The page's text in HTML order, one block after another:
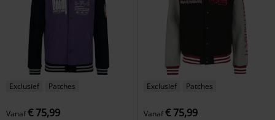
Exclusief Patches
Vanaf€ 75,99
Exclusief Patches
Vanaf€ 75,99